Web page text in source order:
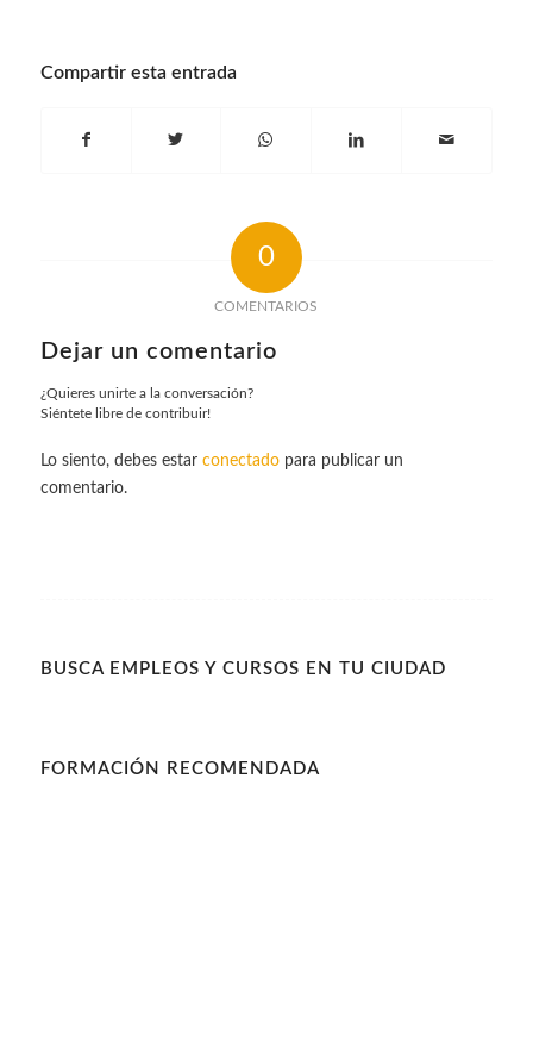
Compartir esta entrada
0
COMENTARIOS
Dejar un comentario
¿Quieres unirte a la conversación?
Siéntete libre de contribuir!
Lo siento, debes estar conectadopara publicar un
comentario.
BUSCA EMPLEOS Y CURSOS EN TU CIUDAD
FORMACIÓN RECOMENDADA